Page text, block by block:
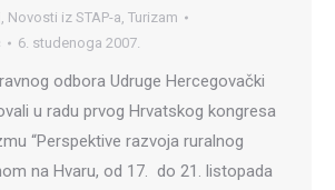
, Novosti iz STAP-a, Turizam
6. studenoga 2007.
odbora Udruge Hercegovački
u radu prvog Hrvatskog kongresa
“Perspektive razvoja ruralnog
na Hvaru, od 17. do 21. listopada